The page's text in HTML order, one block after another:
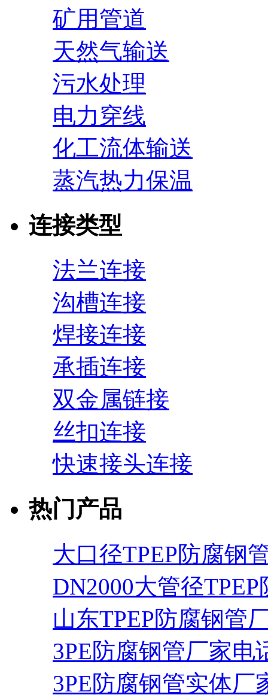
矿用管道
天然气输送
污水处理
电力穿线
化工流体输送
蒸汽热力保温
连接类型
法兰连接
沟槽连接
焊接连接
承插连接
双金属链接
丝扣连接
快速接头连接
热门产品
大口径TPEP防腐钢
DN2000大管径
山东TPEP防腐钢管
3PE防腐钢管厂家电
3PE防腐钢管实体厂